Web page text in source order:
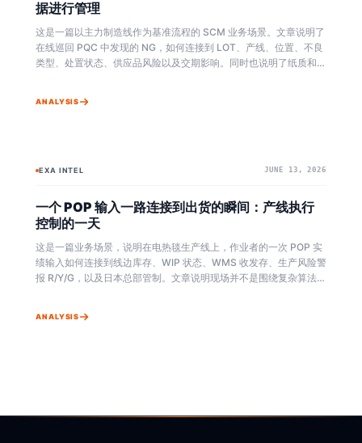
据进行管理
这是一篇以主力制造线作为基准流程的 SCM 业务场景。文章说明了
在线巡回 PQC 中发现的 NG，如何连接到 LOT、产线、位置、不良
类型、处置状态、供应品风险以及交期影响。同时也说明了纸质和
ANALYSIS
BAYESIAN
EXA INTEL JUNE 13, 2026
一个 POP 输入一路连接到出货的瞬间：产线执行
控制的一天
这是一篇业务场景，说明在电热毯生产线上，作业者的一次 POP 实
绩输入如何连接到线边库存、WIP 状态、WMS 收发存、生产风险警
报 R/Y/G，以及日本总部管制。文章说明现场并不是围绕复杂算法使
ANALYSIS